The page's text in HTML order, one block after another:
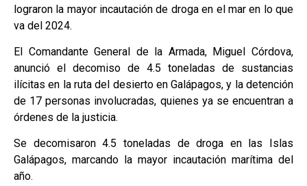
lograron la mayor incautación de droga en el mar en lo que
va del 2024.
El Comandante General de la Armada, Miguel Córdova,
anunció el decomiso de 4.5 toneladas de sustancias
ilícitas en la ruta del desierto en Galápagos, y la detención
de 17 personas involucradas, quienes ya se encuentran a
órdenes de la justicia.
Se decomisaron 4.5 toneladas de droga en las Islas
Galápagos, marcando la mayor incautación marítima del
año.